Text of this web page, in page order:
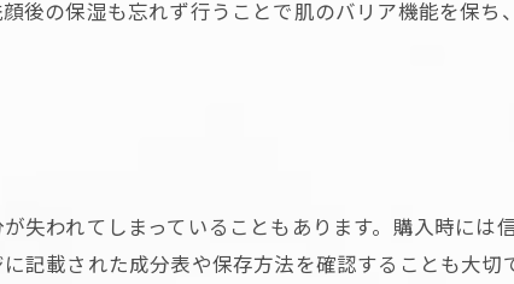
後の保湿も忘れず行うことで肌のバリア機能を保ち
失われてしまっていることもあります。購入時には
記載された成分表や保存方法を確認することも大